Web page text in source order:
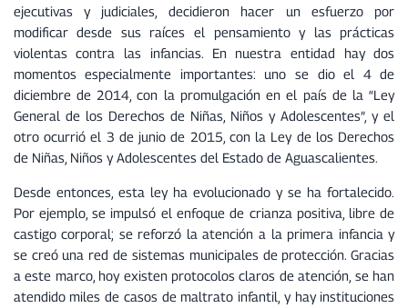
ejecutivas y judiciales, decidieron hacer un esfuerzo por
modificar desde sus raíces el pensamiento y las prácticas
violentas contra las infancias. En nuestra entidad hay dos
momentos especialmente importantes: uno se dio el 4 de
diciembre de 2014, con la promulgación en el país de la “Ley
General de los Derechos de Niñas, Niños y Adolescentes”, y el
otro ocurrió el 3 de junio de 2015, con la Ley de los Derechos
de Niñas, Niños y Adolescentes del Estado de Aguascalientes.
Desde entonces, esta ley ha evolucionado y se ha fortalecido.
Por ejemplo, se impulsó el enfoque de crianza positiva, libre de
castigo corporal; se reforzó la atención a la primera infancia y
se creó una red de sistemas municipales de protección. Gracias
a este marco, hoy existen protocolos claros de atención, se han
atendido miles de casos de maltrato infantil, y hay instituciones